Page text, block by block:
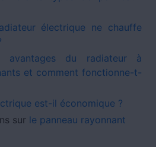
électrique ne chauffe
avantages du radiateur à
et comment fonctionne-t-
est-il économique ?
sur le panneau rayonnant